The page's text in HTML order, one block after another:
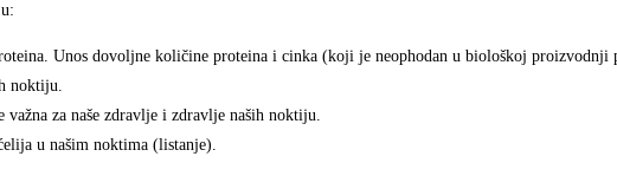
Unos dovoljne količine proteina i cinka (koji je neophodan u biološkoj
noktiju.
za naše zdravlje i zdravlje naših noktiju.
u našim noktima (listanje).